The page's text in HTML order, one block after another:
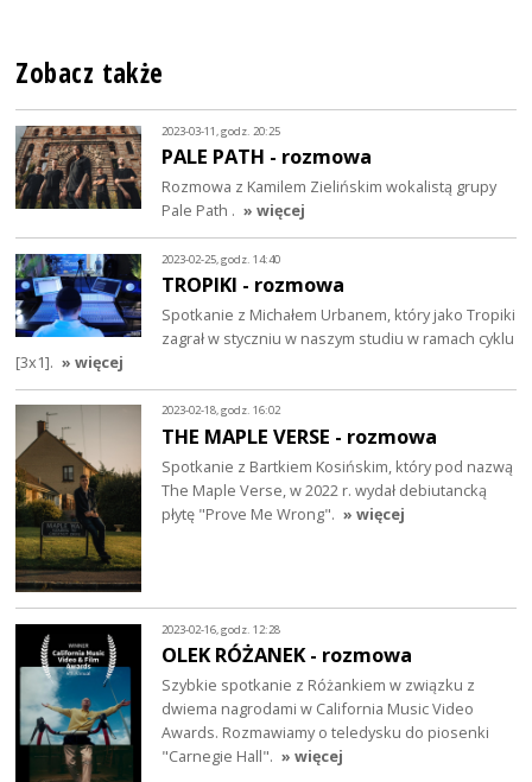
Zobacz także
2023-03-11, godz. 20:25
PALE PATH - rozmowa
Rozmowa z Kamilem Zielińskim wokalistą grupy
Pale Path . » więcej
2023-02-25, godz. 14:40
TROPIKI - rozmowa
Spotkanie z Michałem Urbanem, który jako Tropiki
zagrał w styczniu w naszym studiu w ramach cyklu
[3x1]. » więcej
2023-02-18, godz. 16:02
THE MAPLE VERSE - rozmowa
Spotkanie z Bartkiem Kosińskim, który pod nazwą
The Maple Verse, w 2022 r. wydał debiutancką
płytę "Prove Me Wrong". » więcej
2023-02-16, godz. 12:28
OLEK RÓŻANEK - rozmowa
Szybkie spotkanie z Różankiem w związku z
dwiema nagrodami w California Music Video
Awards. Rozmawiamy o teledysku do piosenki
"Carnegie Hall". » więcej